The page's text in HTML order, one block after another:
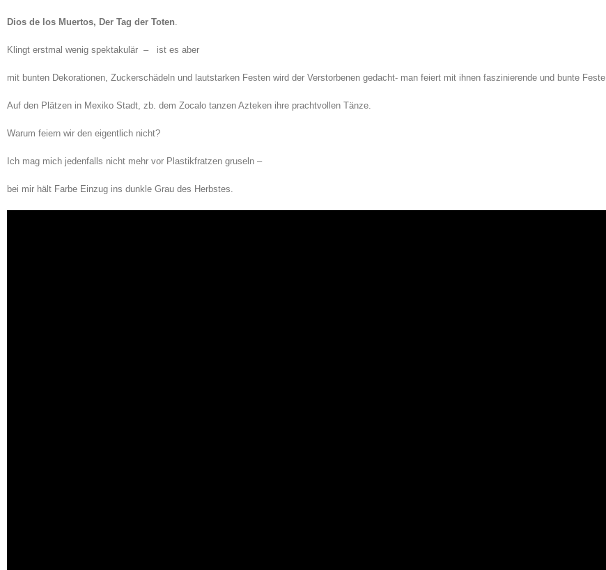
Dios de los Muertos, Der Tag der Toten
Klingt erstmal wenig spektakulär – ist es aber
mit bunten Dekorationen, Zuckerschädeln und lautstarken Festen wird der Verstorbenen gedacht- man feiert mit ihnen faszinierende und bunte Feste.
Auf den Plätzen in Mexiko Stadt, zb. dem Zocalo tanzen Azteken ihre prachtvollen Tänze.
Warum feiern wir den eigentlich nicht?
Ich mag mich jedenfalls nicht mehr vor Plastikfratzen gruseln –
bei mir hält Farbe Einzug ins dunkle Grau des Herbstes.